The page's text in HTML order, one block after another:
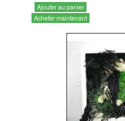
Ajouter au panier
Acheter maintenant